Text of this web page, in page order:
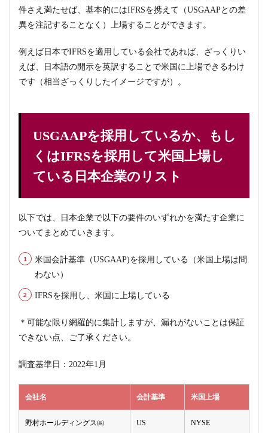
件さえ満たせば、基本的にはIFRSを携えて（USGAAPとの差
異を注記することなく）上場することができます。
例えば日本でIFRSを適用している会社であれば、ざっくりい
えば、日本語の開示を英訳することで米国に上場できるわけ
です（相当ざっくりしたイメージですが）。
USGAAPを採用しているか、もし
くはIFRSを採用して米国上場し
ている日本企業のリスト
以下では、日本企業で以下の要件のいずれかを満たす企業に
ついてまとめていきます。
米国会計基準（USGAAP)を採用している（米国上場は問
わない）
IFRSを採用し、米国に上場している
＊可能な限り網羅的に集計しますが、漏れがないことは保証
できない点、ご了承ください。
調査基準日：2022年1月
会社名 会計基準 米国上場
野村ホールディングス㈱ US NYSE